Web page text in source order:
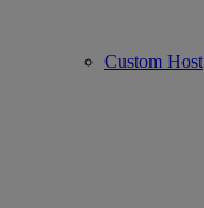
Custom Host